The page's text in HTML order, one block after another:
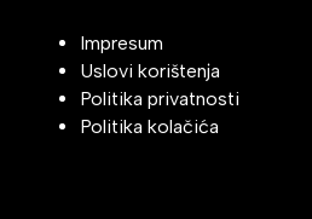
Impresum
Uslovi korištenja
Politika privatnosti
Politika kolačića